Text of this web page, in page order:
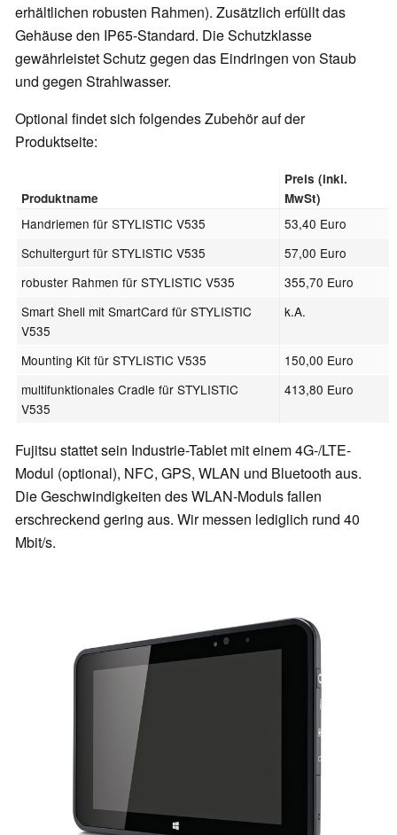
erhältlichen robusten Rahmen). Zusätzlich erfüllt das
Gehäuse den IP65-Standard. Die Schutzklasse
gewährleistet Schutz gegen das Eindringen von Staub
und gegen Strahlwasser.
Optional findet sich folgendes Zubehör auf der
Produktseite:
Produktname
Preis (inkl.
MwSt)
Handriemen für STYLISTIC V535
53,40 Euro
Schultergurt für STYLISTIC V535
57,00 Euro
robuster Rahmen für STYLISTIC V535
355,70 Euro
Smart Shell mit SmartCard für STYLISTIC
V535
k.A.
Mounting Kit für STYLISTIC V535
150,00 Euro
multifunktionales Cradle für STYLISTIC
V535
413,80 Euro
Fujitsu stattet sein Industrie-Tablet mit einem 4G-/LTE-
Modul (optional), NFC, GPS, WLAN und Bluetooth aus.
Die Geschwindigkeiten des WLAN-Moduls fallen
erschreckend gering aus. Wir messen lediglich rund 40
Mbit/s.